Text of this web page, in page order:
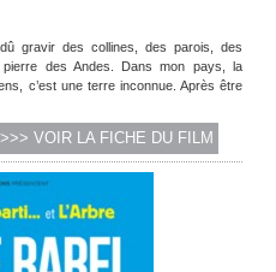
gravir des collines, des parois, des
pierre des Andes. Dans mon pays, la
c’est une terre inconnue. Après être
>>> VOIR LA FICHE DU FILM